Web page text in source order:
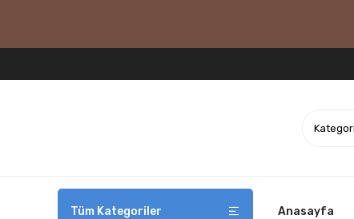
Tüm Kategoriler Anasayfa